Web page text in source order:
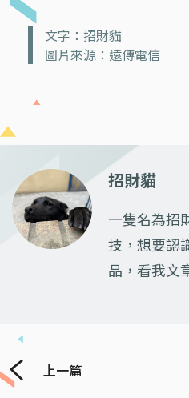
文字：招財貓
圖片來源：遠傳電信
招財貓
一隻名為招
技，想要認
品，看我文
上一篇